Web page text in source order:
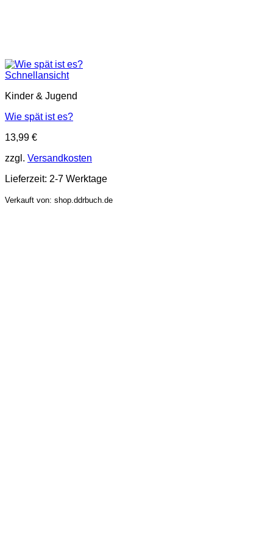
Schnellansicht
Kinder & Jugend
Wie spät ist es?
13,99 €
zzgl. Versandkosten
Lieferzeit: 2-7 Werktage
Verkauft von: shop.ddrbuch.de